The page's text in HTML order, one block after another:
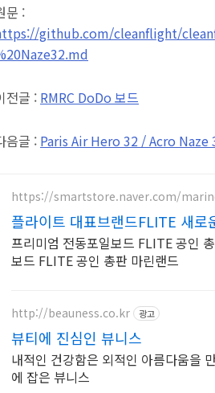
문 :
github.com/cleanflight/
전글 : RMRC DoDo 보드
음글 : Paris Air Hero 32 / Acro Naze
https://smartstore.naver.com/
플라이트 대표브랜드FLITE 새로
프리미엄 전동포일보드 FLITE 공인
보드 FLITE 공인 총판 마린랜드
http://beauness.co.kr 광고
뷰티에 진심인 뷰니스
내적인 건강함은 외적인 아름다움을
에 잡은 뷰니스